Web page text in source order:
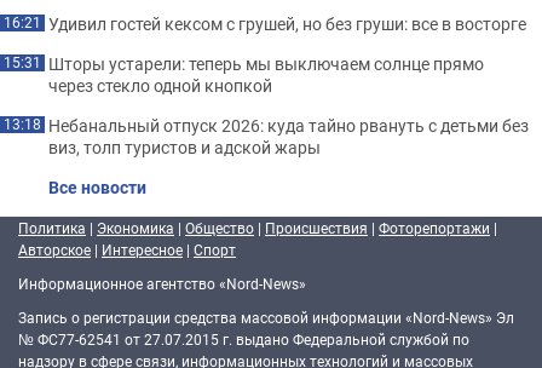
16:21 Удивил гостей кексом с грушей, но без груши: все в восторге
15:31 Шторы устарели: теперь мы выключаем солнце прямо
через стекло одной кнопкой
13:18 Небанальный отпуск 2026: куда тайно рвануть с детьми без
виз, толп туристов и адской жары
Все новости
Политика | Экономика | Общество | Происшествия | Фоторепортажи |
Авторское | Интересное | Спорт
Информационное агентство «Nord-News»
Запись о регистрации средства массовой информации «Nord-News» Эл
№ ФС77-62541 от 27.07.2015 г. выдано Федеральной службой по
надзору в сфере связи, информационных технологий и массовых